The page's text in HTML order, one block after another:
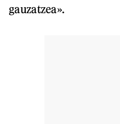
gauzatzea».